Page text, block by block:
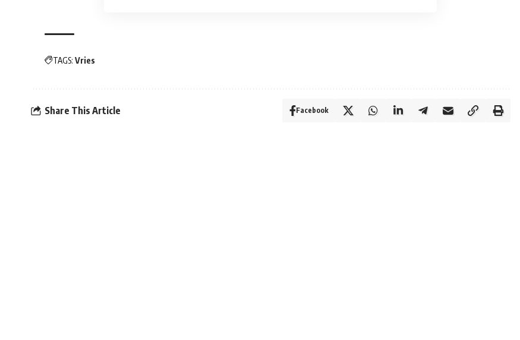
TAGS: Vries
Share This Article Facebook